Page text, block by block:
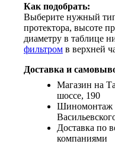
Как подобрать:
Выберите нужный
протектора, высоте
диаметру в таблице
фильтром в верхней
Доставка и
Магазин на
шоссе, 190
Шиномонтаж
Доставка по
компаниями